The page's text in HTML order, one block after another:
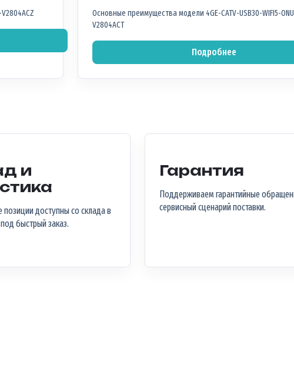
Основные преимущества модели 4GE-CATV-USB30-WIFI5-
V2804ACT
Подробнее
и
доступны со склада в
быстрый заказ.
Гарантия
Поддерживаем гарантийные
сервисный сценарий поставки.